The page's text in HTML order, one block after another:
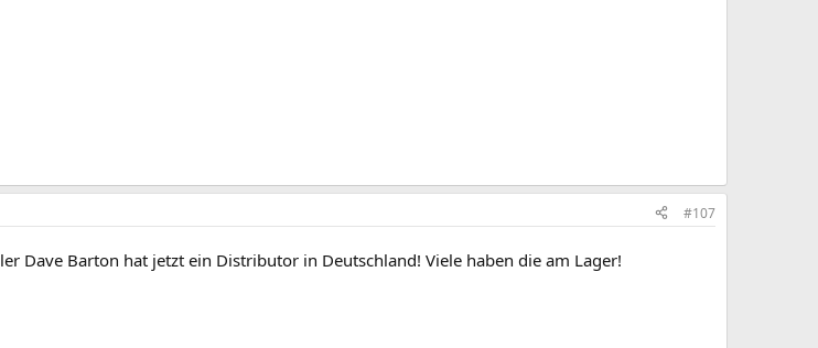
#107
Dave Barton hat jetzt ein Distributor in Deutschland! Viele haben die am Lager!